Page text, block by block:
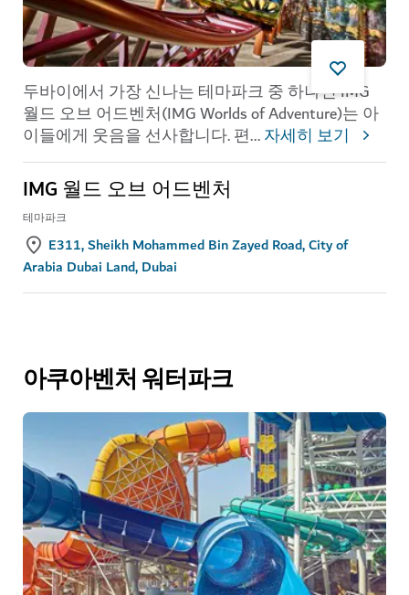
두바이에서 가장 신나는 테마파크 중 하나인 IMG
월드 오브 어드벤처(IMG Worlds of Adventure)는 아
이들에게 웃음을 선사합니다. 편...자세히 보기
IMG 월드 오브 어드벤처
테마파크
E311, Sheikh Mohammed Bin Zayed Road, City of
Arabia Dubai Land, Dubai
아쿠아벤처 워터파크